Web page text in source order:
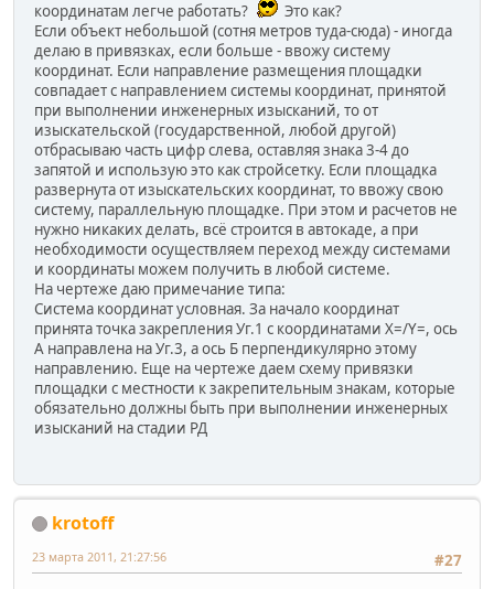
координатам легче работать?
Это как?
Если объект небольшой (сотня метров туда-сюда) - иногда
делаю в привязках, если больше - ввожу систему
координат. Если направление размещения площадки
совпадает с направлением системы координат, принятой
при выполнении инженерных изысканий, то от
изыскательской (государственной, любой другой)
отбрасываю часть цифр слева, оставляя знака 3-4 до
запятой и использую это как стройсетку. Если площадка
развернута от изыскательских координат, то ввожу свою
систему, параллельную площадке. При этом и расчетов не
нужно никаких делать, всё строится в автокаде, а при
необходимости осуществляем переход между системами
и координаты можем получить в любой системе.
На чертеже даю примечание типа:
Система координат условная. За начало координат
принята точка закрепления Уг.1 с координатами X=/Y=, ось
А направлена на Уг.3, а ось Б перпендикулярно этому
направлению. Еще на чертеже даем схему привязки
площадки с местности к закрепительным знакам, которые
обязательно должны быть при выполнении инженерных
изысканий на стадии РД
krotoff
#27
23 марта 2011, 21:27:56